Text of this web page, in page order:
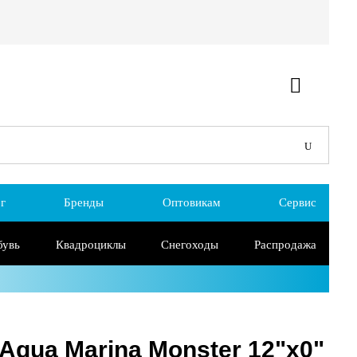
Бренды Оптовикам Сервис
Квадроциклы Снегоходы Распродажа
Marina Monster 12"х0"